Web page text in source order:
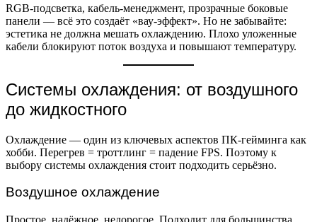
RGB-подсветка, кабель-менеджмент, прозрачные боковые
панели — всё это создаёт «вау-эффект». Но не забывайте:
эстетика не должна мешать охлаждению. Плохо уложенные
кабели блокируют поток воздуха и повышают температуру.
Системы охлаждения: от воздушного
до жидкостного
Охлаждение — один из ключевых аспектов ПК-гейминга как
хобби. Перегрев = троттлинг = падение FPS. Поэтому к
выбору системы охлаждения стоит подходить серьёзно.
Воздушное охлаждение
Простое, надёжное, недорогое. Подходит для большинства